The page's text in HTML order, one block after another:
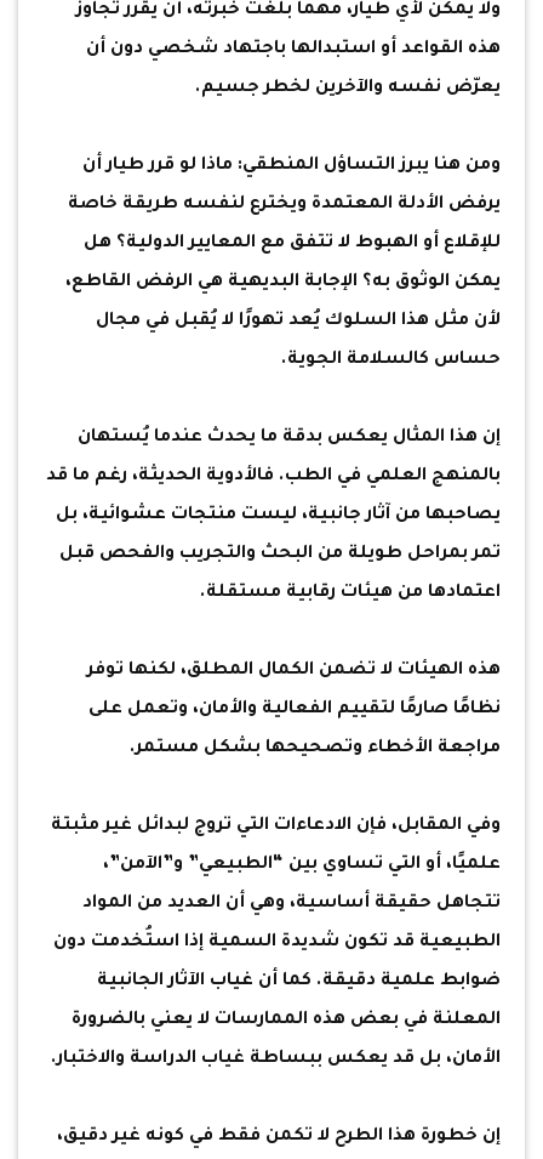
ولا يمكن لأي طيار، مهما بلغت خبرته، أن يقرر تجاوز
هذه القواعد أو استبدالها باجتهاد شخصي دون أن
يعرّض نفسه والآخرين لخطر جسيم.
ومن هنا يبرز التساؤل المنطقي: ماذا لو قرر طيار أن
يرفض الأدلة المعتمدة ويخترع لنفسه طريقة خاصة
للإقلاع أو الهبوط لا تتفق مع المعايير الدولية؟ هل
يمكن الوثوق به؟ الإجابة البديهية هي الرفض القاطع،
لأن مثل هذا السلوك يُعد تهورًا لا يُقبل في مجال
حساس كالسلامة الجوية.
إن هذا المثال يعكس بدقة ما يحدث عندما يُستهان
بالمنهج العلمي في الطب. فالأدوية الحديثة، رغم ما قد
يصاحبها من آثار جانبية، ليست منتجات عشوائية، بل
تمر بمراحل طويلة من البحث والتجريب والفحص قبل
اعتمادها من هيئات رقابية مستقلة.
هذه الهيئات لا تضمن الكمال المطلق، لكنها توفر
نظامًا صارمًا لتقييم الفعالية والأمان، وتعمل على
مراجعة الأخطاء وتصحيحها بشكل مستمر.
وفي المقابل، فإن الادعاءات التي تروج لبدائل غير مثبتة
علميًا، أو التي تساوي بين “الطبيعي” و”الآمن”،
تتجاهل حقيقة أساسية، وهي أن العديد من المواد
الطبيعية قد تكون شديدة السمية إذا استُخدمت دون
ضوابط علمية دقيقة. كما أن غياب الآثار الجانبية
المعلنة في بعض هذه الممارسات لا يعني بالضرورة
الأمان، بل قد يعكس ببساطة غياب الدراسة والاختبار.
إن خطورة هذا الطرح لا تكمن فقط في كونه غير دقيق،